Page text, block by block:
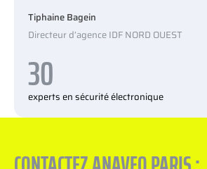
Tiphaine Bagein
Directeur d’agence IDF NORD OUEST
30
experts en sécurité électronique